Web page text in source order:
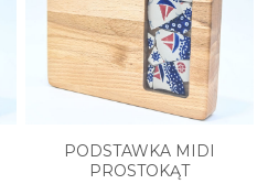
PODSTAWKA MIDI
PROSTOKĄT